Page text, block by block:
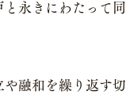
永きにわたって同
融和を繰り返す切